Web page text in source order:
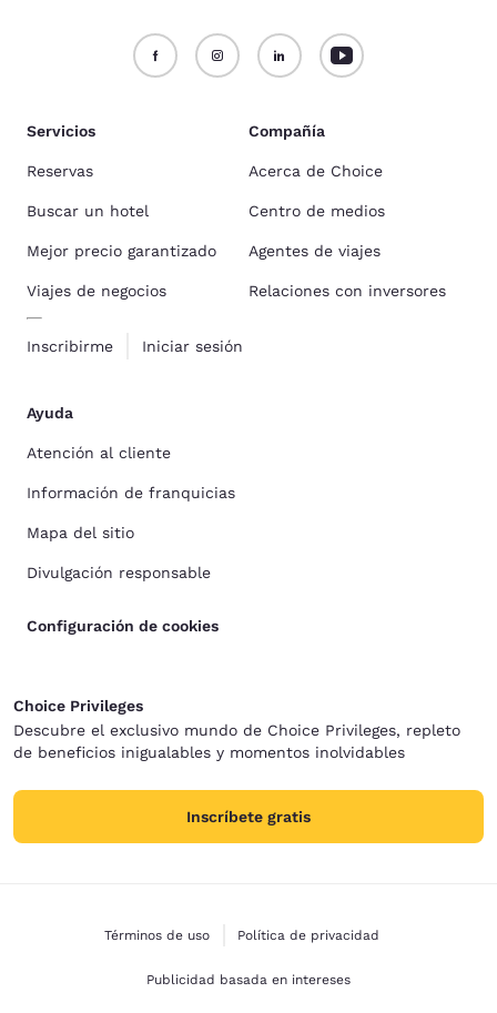
Servicios
Reservas
Buscar un hotel
Mejor precio garantizado
Viajes de negocios
Inscribirme Iniciar sesión
Compañía
Acerca de Choice
Centro de medios
Agentes de viajes
Relaciones con inversores
Ayuda
Atención al cliente
Información de franquicias
Mapa del sitio
Divulgación responsable
Configuración de cookies
Choice Privileges
Descubre el exclusivo mundo de Choice Privileges, repleto
de beneficios inigualables y momentos inolvidables
Inscríbete gratis
Términos de uso Política de privacidad
Publicidad basada en intereses